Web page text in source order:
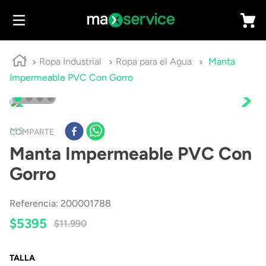
Ropa Industrial Ropa para el Agua
Manta
Impermeable PVC Con Gorro
COMPARTE
MS
Manta Impermeable PVC Con
Gorro
Referencia: 200001788
$5395 $11.990
TALLA